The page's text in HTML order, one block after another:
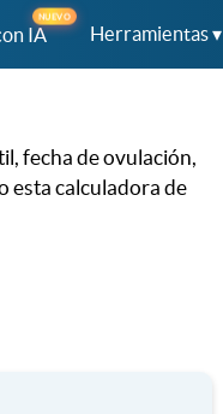
IA
NUEVO
Herramientas ▾
fecha de ovulación,
esta calculadora de